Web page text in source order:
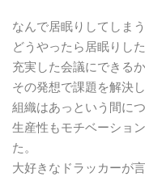
なんで居眠りしてしま
どうやったら居眠りし
充実した会議にできるか
その発想で課題を解決
組織はあっという間に
生産性もモチベーショ
た。
大好きなドラッカーが